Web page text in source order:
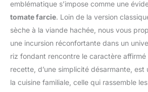
emblématique s’impose comme une
tomate farcie. Loin de la version
sèche à la viande hachée, nous vous
une incursion réconfortante dans un
riz fondant rencontre le caractère
recette, d’une simplicité désarmante, est
la cuisine familiale, celle qui rassemble